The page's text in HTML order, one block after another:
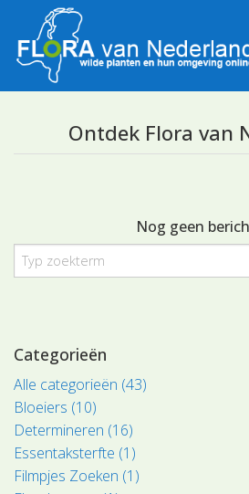
Plantengemeenschappen
Determineren
Ontdek Flora van
Nog geen
Categorieën
Alle categorieën (43)
Bloeiers (10)
Determineren (16)
Essentaksterfte (1)
Filmpjes Zoeken (1)